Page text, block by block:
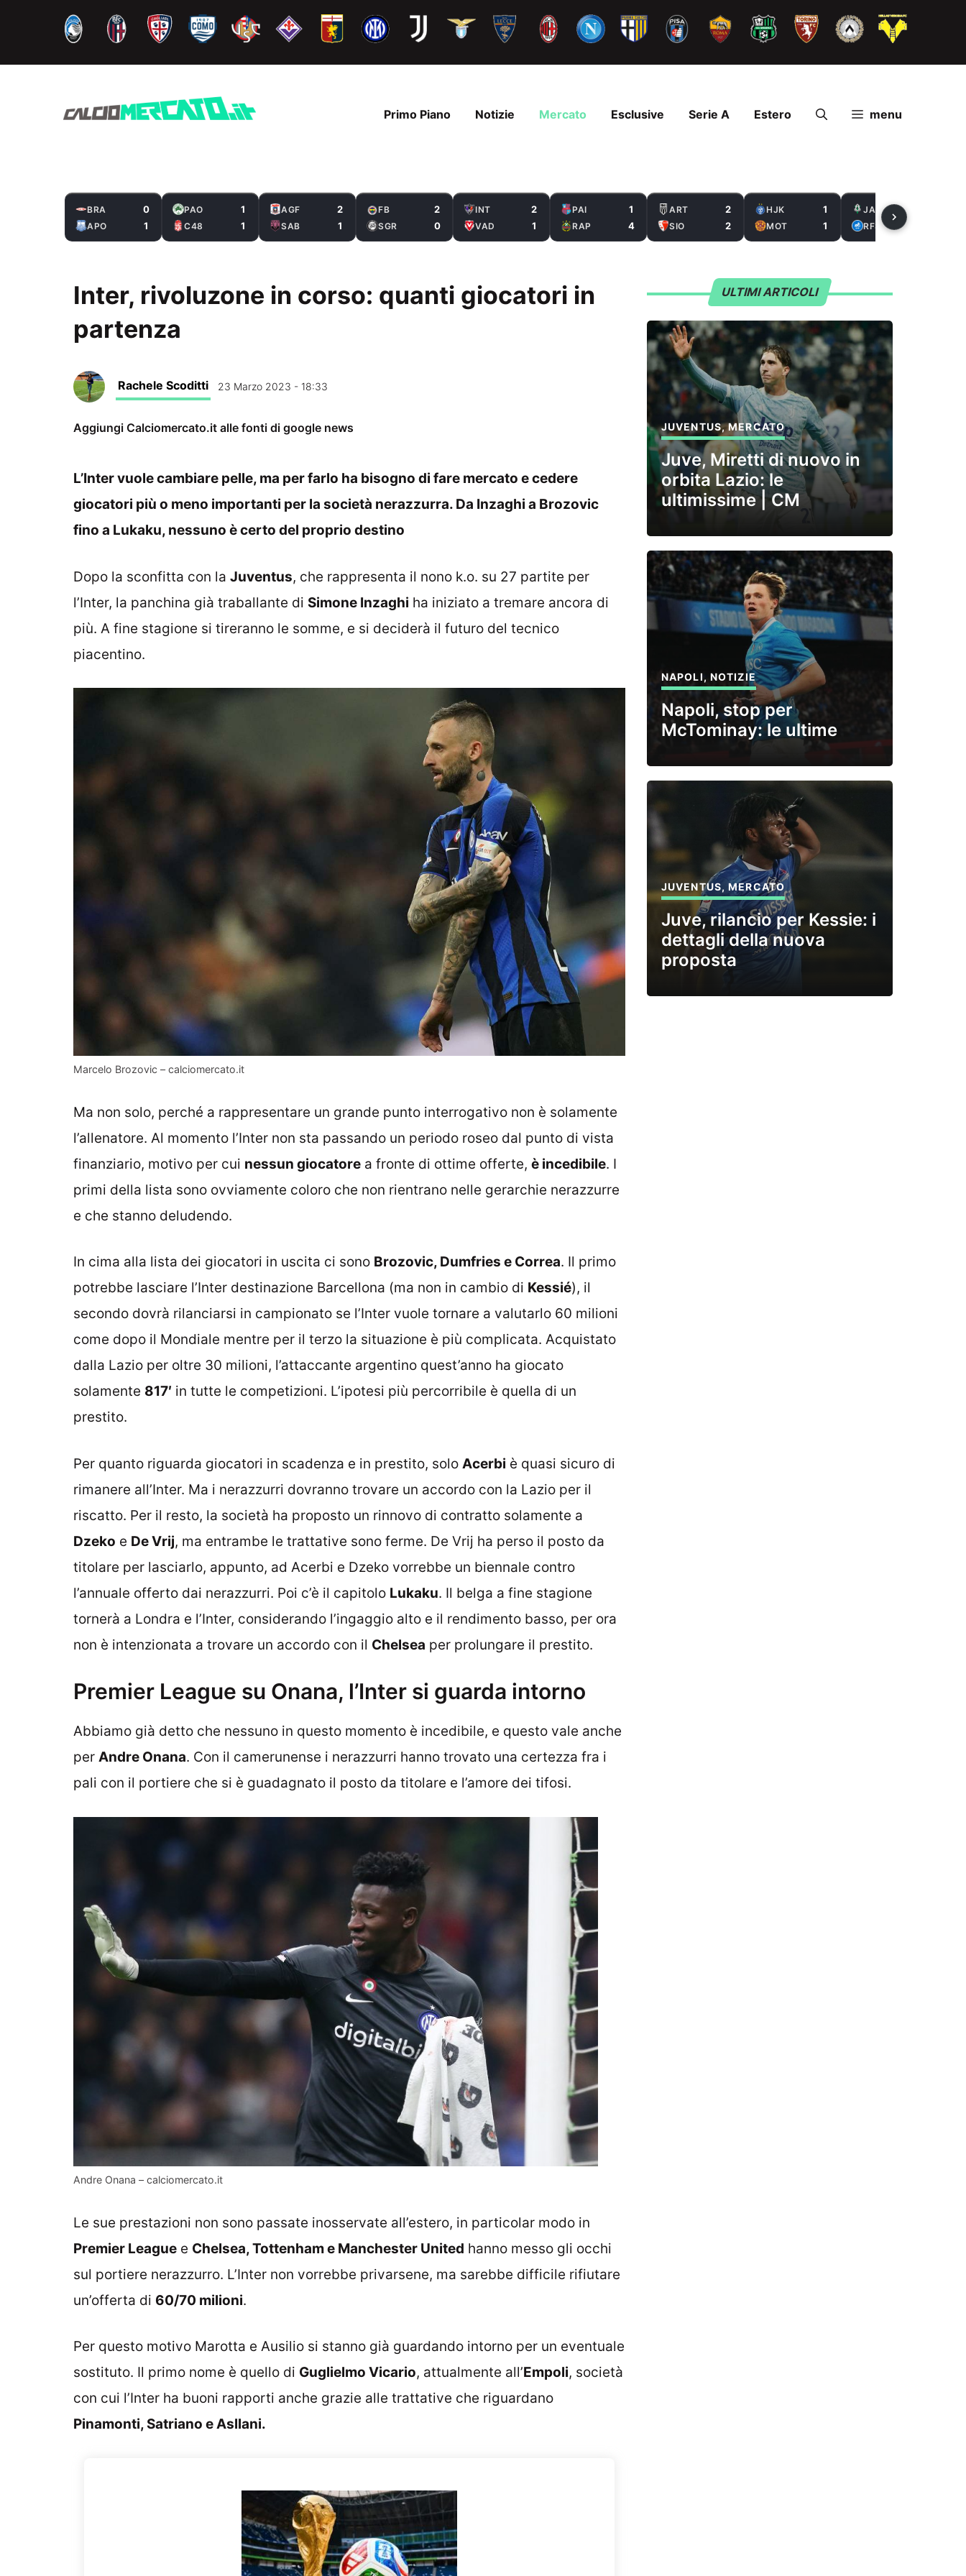
contenuto
Primo Piano Notizie Mercato Esclusive Serie A Estero menu
BRA 0
APO 1
PAO 1
C48 1
AGF 2
SAB 1
FB 2
SGR 0
INT 2
VAD 1
PAI 1
RAP 4
ART 2
SIO 2
HJK 1
MOT 1
JAB
RFS
Inter, rivoluzone in corso: quanti giocatori in
partenza
Rachele Scoditti 23 Marzo 2023 - 18:33
Aggiungi Calciomercato.it alle fonti di google news
L’Inter vuole cambiare pelle, ma per farlo ha bisogno di fare mercato e cedere
giocatori più o meno importanti per la società nerazzurra. Da Inzaghi a Brozovic
fino a Lukaku, nessuno è certo del proprio destino
Dopo la sconfitta con la Juventus, che rappresenta il nono k.o. su 27 partite per
l’Inter, la panchina già traballante di Simone Inzaghi ha iniziato a tremare ancora di
più. A fine stagione si tireranno le somme, e si deciderà il futuro del tecnico
piacentino.
Marcelo Brozovic – calciomercato.it
Ma non solo, perché a rappresentare un grande punto interrogativo non è solamente
l’allenatore. Al momento l’Inter non sta passando un periodo roseo dal punto di vista
finanziario, motivo per cui nessun giocatore a fronte di ottime offerte, è incedibile. I
primi della lista sono ovviamente coloro che non rientrano nelle gerarchie nerazzurre
e che stanno deludendo.
In cima alla lista dei giocatori in uscita ci sono Brozovic, Dumfries e Correa. Il primo
potrebbe lasciare l’Inter destinazione Barcellona (ma non in cambio di Kessié), il
secondo dovrà rilanciarsi in campionato se l’Inter vuole tornare a valutarlo 60 milioni
come dopo il Mondiale mentre per il terzo la situazione è più complicata. Acquistato
dalla Lazio per oltre 30 milioni, l’attaccante argentino quest’anno ha giocato
solamente 817′ in tutte le competizioni. L’ipotesi più percorribile è quella di un
prestito.
Per quanto riguarda giocatori in scadenza e in prestito, solo Acerbi è quasi sicuro di
rimanere all’Inter. Ma i nerazzurri dovranno trovare un accordo con la Lazio per il
riscatto. Per il resto, la società ha proposto un rinnovo di contratto solamente a
Dzeko e De Vrij, ma entrambe le trattative sono ferme. De Vrij ha perso il posto da
titolare per lasciarlo, appunto, ad Acerbi e Dzeko vorrebbe un biennale contro
l’annuale offerto dai nerazzurri. Poi c’è il capitolo Lukaku. Il belga a fine stagione
tornerà a Londra e l’Inter, considerando l’ingaggio alto e il rendimento basso, per ora
non è intenzionata a trovare un accordo con il Chelsea per prolungare il prestito.
Premier League su Onana, l’Inter si guarda intorno
Abbiamo già detto che nessuno in questo momento è incedibile, e questo vale anche
per Andre Onana. Con il camerunense i nerazzurri hanno trovato una certezza fra i
pali con il portiere che si è guadagnato il posto da titolare e l’amore dei tifosi.
Andre Onana – calciomercato.it
Le sue prestazioni non sono passate inosservate all’estero, in particolar modo in
Premier League e Chelsea, Tottenham e Manchester United hanno messo gli occhi
sul portiere nerazzurro. L’Inter non vorrebbe privarsene, ma sarebbe difficile rifiutare
un’offerta di 60/70 milioni.
Per questo motivo Marotta e Ausilio si stanno già guardando intorno per un eventuale
sostituto. Il primo nome è quello di Guglielmo Vicario, attualmente all’Empoli, società
con cui l’Inter ha buoni rapporti anche grazie alle trattative che riguardano
Pinamonti, Satriano e Asllani.
ULTIMI ARTICOLI
JUVENTUS,MERCATO
Juve, Miretti di nuovo in
orbita Lazio: le
ultimissime | CM
NAPOLI, NOTIZIE
Napoli, stop per
McTominay: le ultime
JUVENTUS,MERCATO
Juve, rilancio per Kessie: i
dettagli della nuova
proposta